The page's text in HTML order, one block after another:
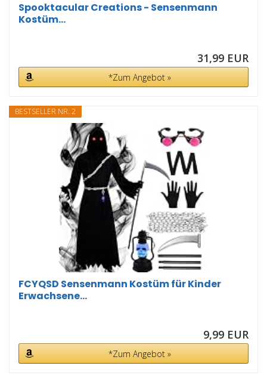
Spooktacular Creations - Sensenmann
Kostüm...
31,99 EUR
*Zum Angebot »
BESTSELLER NR. 2
FCYQSD Sensenmann Kostüm für Kinder
Erwachsene...
9,99 EUR
*Zum Angebot »